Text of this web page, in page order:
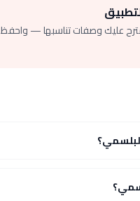
عليك وصفات تناسبها — واحفظ